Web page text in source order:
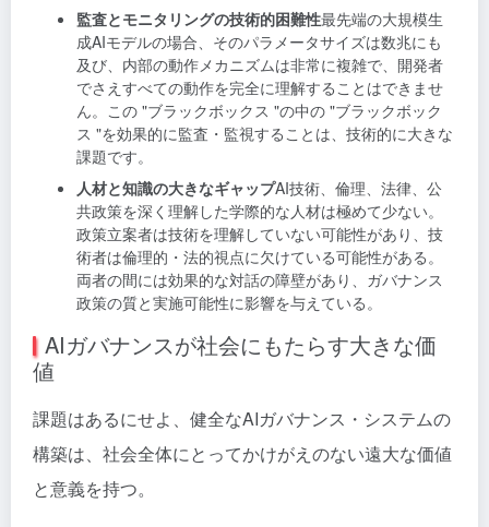
監査とモニタリングの技術的困難性最先端の大規模生
成AIモデルの場合、そのパラメータサイズは数兆にも
及び、内部の動作メカニズムは非常に複雑で、開発者
でさえすべての動作を完全に理解することはできませ
ん。この "ブラックボックス "の中の "ブラックボック
ス "を効果的に監査・監視することは、技術的に大きな
課題です。
人材と知識の大きなギャップAI技術、倫理、法律、公
共政策を深く理解した学際的な人材は極めて少ない。
政策立案者は技術を理解していない可能性があり、技
術者は倫理的・法的視点に欠けている可能性がある。
両者の間には効果的な対話の障壁があり、ガバナンス
政策の質と実施可能性に影響を与えている。
AIガバナンスが社会にもたらす大きな価
値
課題はあるにせよ、健全なAIガバナンス・システムの
構築は、社会全体にとってかけがえのない遠大な価値
と意義を持つ。